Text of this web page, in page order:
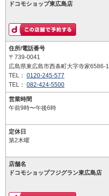
ドコモショップ東広島店
住所/電話番号
〒739-0041
広島県東広島市西条町大字寺家6586-1
TEL： 0120-245-577
TEL： 082-424-5500
営業時間
午前9時〜午後6時
定休日
第2木曜
店舗名
ドコモショップフジグラン東広島店